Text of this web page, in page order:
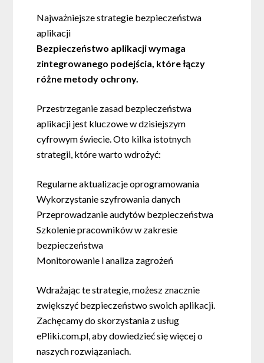
Najważniejsze strategie bezpieczeństwa
aplikacji
Bezpieczeństwo aplikacji wymaga
zintegrowanego podejścia, które łączy
różne metody ochrony.
Przestrzeganie zasad bezpieczeństwa
aplikacji jest kluczowe w dzisiejszym
cyfrowym świecie. Oto kilka istotnych
strategii, które warto wdrożyć:
Regularne aktualizacje oprogramowania
Wykorzystanie szyfrowania danych
Przeprowadzanie audytów bezpieczeństwa
Szkolenie pracowników w zakresie
bezpieczeństwa
Monitorowanie i analiza zagrożeń
Wdrażając te strategie, możesz znacznie
zwiększyć bezpieczeństwo swoich aplikacji.
Zachęcamy do skorzystania z usług
ePliki.com.pl, aby dowiedzieć się więcej o
naszych rozwiązaniach.